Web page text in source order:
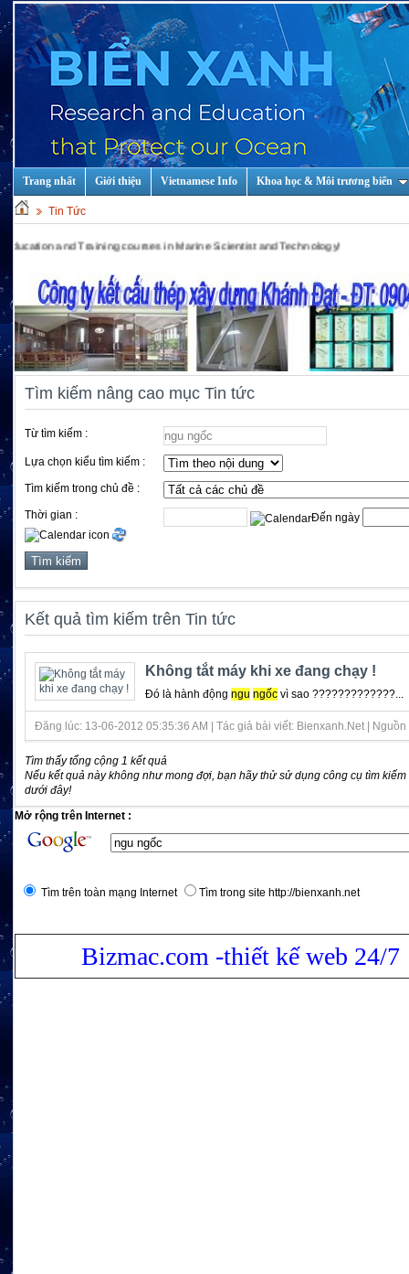
Trang nhất Giới thiệu Vietnamese Info Khoa học & Môi trương biển
Tin Tức
and Training courses in Marine Scientist and Technology!
Tìm kiếm nâng cao mục Tin tức
Từ tìm kiếm :
Lựa chọn kiểu tìm kiếm :
Tìm kiếm trong chủ đề :
Thời gian : Đến ngày
Kết quả tìm kiếm trên Tin tức
Không tắt máy khi xe đang chạy !
Đó là hành động ngu ngốcvì sao ?????????????...
Đăng lúc: 13-06-2012 05:35:36 AM | Tác giả bài viết: Bienxanh.Net | Nguồn
Tìm thấy tổng cộng 1 kết quả
Nếu kết quả này không như mong đợi, bạn hãy thử sử dụng công cụ tìm
dưới đây!
Mở rộng trên Internet :
Tìm trên toàn mạng Internet Tìm trong site http://bienxanh.net
Bizmac.com -thiết kế web 24/7